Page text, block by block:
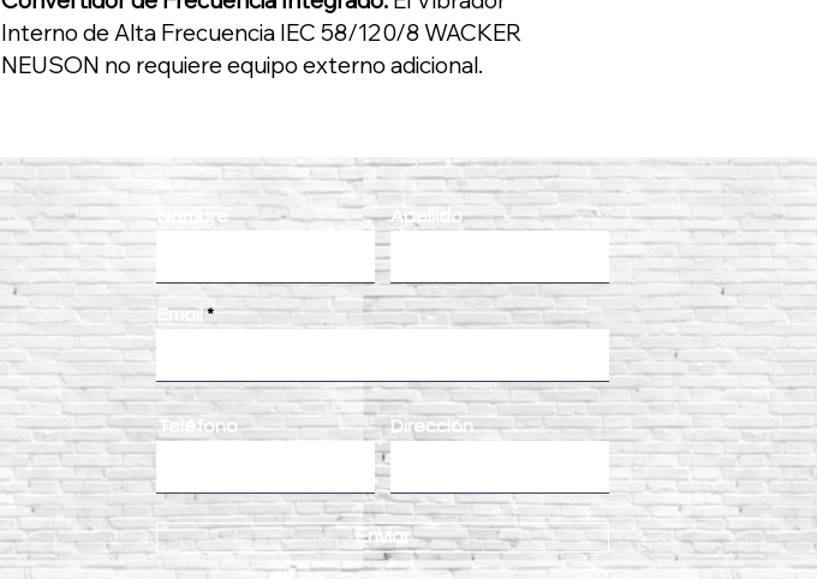
Interno de Alta Frecuencia IEC 58/120/8 WACKER
NEUSON no requiere equipo externo adicional.
Nombre Apellido
Email
Teléfono Dirección
Enviar